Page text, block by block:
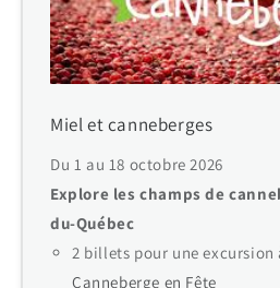
Miel et canneberges
Du 1 au 18 octobre 2026
Explore les champs de
du-Québec
2 billets pour une excursion
Canneberge en Fête